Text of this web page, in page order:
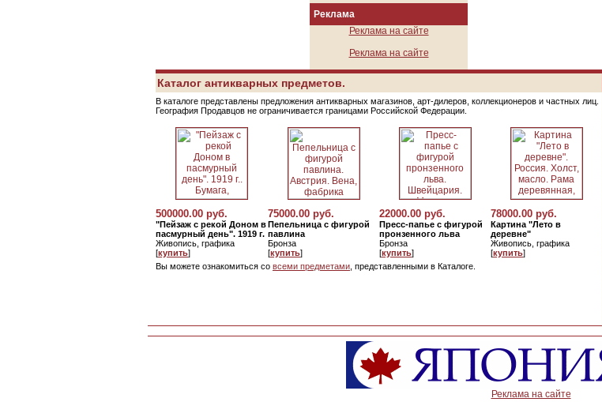
Реклама
Реклама на сайте
Реклама на сайте
Каталог антикварных предметов.
В каталоге представлены предложения антикварных магазинов, арт-дилеров, коллекционеров и частных лиц.
География Продавцов не ограничивается границами Российской Федерации.
500000.00 руб.
"Пейзаж с рекой Доном в
пасмурный день". 1919 г.
Живопись, графика
[купить]
75000.00 руб.
Пепельница с фигурой
павлина
Бронза
[купить]
22000.00 руб.
Пресс-папье с фигурой
пронзенного льва
Бронза
[купить]
78000.00 руб.
Картина "Лето в
деревне"
Живопись, графика
[купить]
Вы можете ознакомиться со всеми предметами , представленными в Каталоге.
Реклама на сайте